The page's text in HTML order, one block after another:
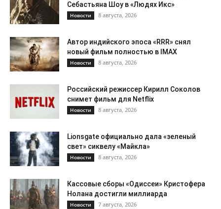
Себастьяна Шоу в «Людях Икс»
Новости 8 августа, 2026
Автор индийского эпоса «RRR» снял
новый фильм полностью в IMAX
Новости 8 августа, 2026
Российский режиссер Кирилл Соколов
снимет фильм для Netflix
Новости 8 августа, 2026
Lionsgate официально дала «зеленый
свет» сиквелу «Майкла»
Новости 8 августа, 2026
Кассовые сборы «Одиссеи» Кристофера
Нолана достигли миллиарда
Новости 7 августа, 2026